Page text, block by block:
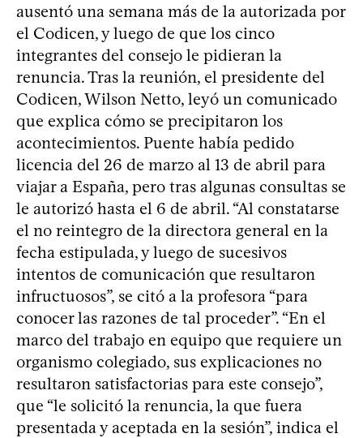
ausentó una semana más de la autorizada por
el Codicen, y luego de que los cinco
integrantes del consejo le pidieran la
renuncia. Tras la reunión, el presidente del
Codicen, Wilson Netto, leyó un comunicado
que explica cómo se precipitaron los
acontecimientos. Puente había pedido
licencia del 26 de marzo al 13 de abril para
viajar a España, pero tras algunas consultas se
le autorizó hasta el 6 de abril. “Al constatarse
el no reintegro de la directora general en la
fecha estipulada, y luego de sucesivos
intentos de comunicación que resultaron
infructuosos”, se citó a la profesora “para
conocer las razones de tal proceder”. “En el
marco del trabajo en equipo que requiere un
organismo colegiado, sus explicaciones no
resultaron satisfactorias para este consejo”,
que “le solicitó la renuncia, la que fuera
presentada y aceptada en la sesión”, indica el